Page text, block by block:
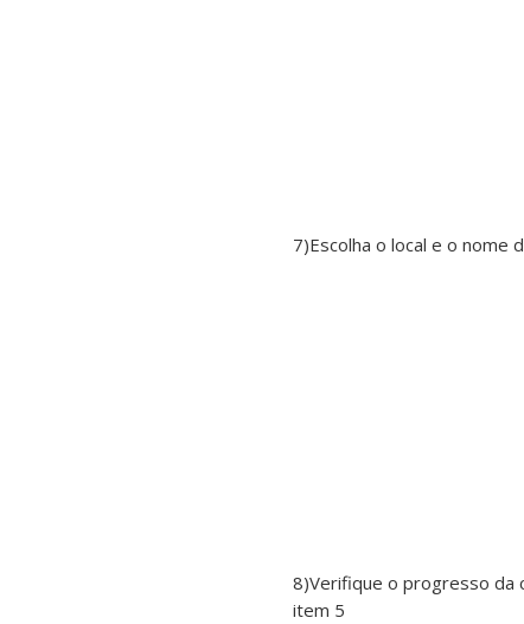
7)Escolha o local e o nome
8)Verifique o progresso da
item 5